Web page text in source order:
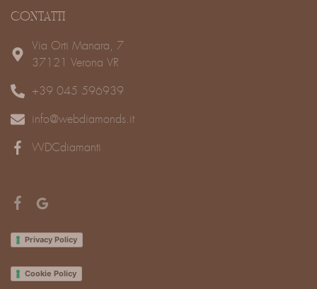
CONTATTI
Via Orti Manara, 7
37121 Verona VR
+39 045 596939
info@webdiamonds.it
WDCdiamanti
Privacy Policy
Cookie Policy